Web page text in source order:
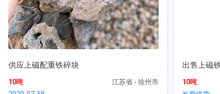
供应上磁配重铁碎块
10吨
江苏省 - 徐州市
出售上磁
10吨